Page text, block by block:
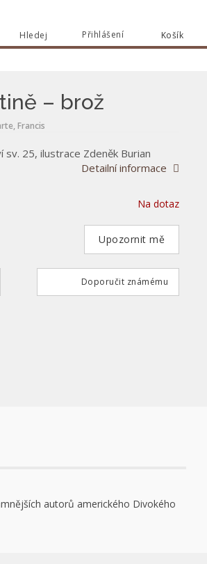
Košík
Přihlášení
Hledej
– brož
Francis
25, ilustrace Zdeněk Burian
Detailní informace
Na dotaz
Upozornit mě
Doporučit známému
autorů amerického Divokého